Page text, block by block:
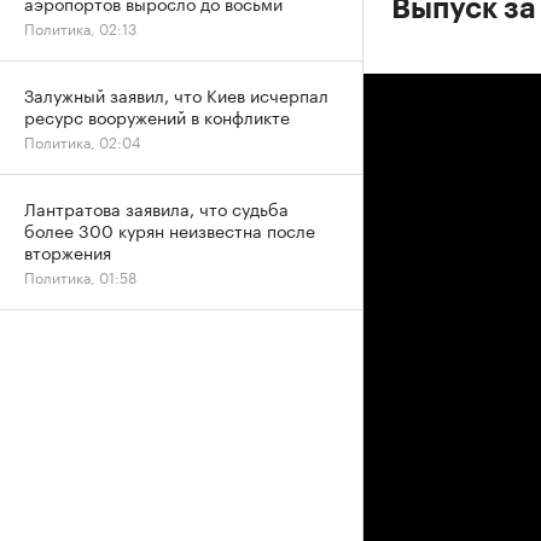
Выпуск
Политика, 02:13
Залужный заявил, что Киев исчерпал
ресурс вооружений в конфликте
Политика, 02:04
Лантратова заявила, что судьба
более 300 курян неизвестна после
вторжения
Политика, 01:58